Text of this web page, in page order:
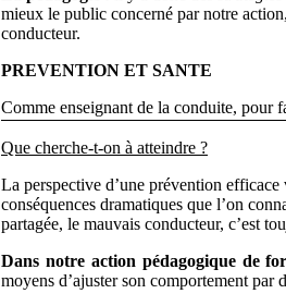
mieux le public concerné par notre
conducteur.
PREVENTION ET SANTE
Comme enseignant de la conduite, pour
Que cherche-t-on à atteindre ?
La perspective d’une prévention
conséquences dramatiques que l’on
partagée, le mauvais conducteur, c’est
Dans notre action pédagogique de
moyens d’ajuster son comportement par